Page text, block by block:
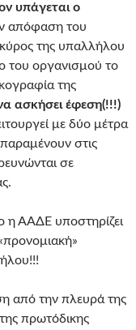
υπάγεται ο
απόφαση του
της υπαλλήλου
του οργανισμού το
της
ασκήσει έφεση(!!!)
με δύο μέτρα
στις
σε
η ΑΑΔΕ υποστηρίζει
από την πλευρά της
πρωτόδικης